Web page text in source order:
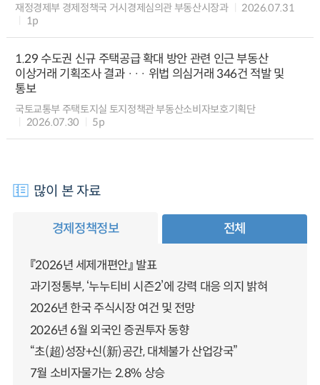
재정경제부 경제정책국 거시경제심의관 부동산시장과
2026.07.31
1p
1.29 수도권 신규 주택공급 확대 방안 관련 인근 부동산
이상거래 기획조사 결과 ··· 위법 의심거래 346건 적발 및
통보
국토교통부 주택토지실 토지정책관 부동산소비자보호기획단
2026.07.30
5p
많이 본 자료
경제정책정보 전체
『2026년 세제개편안』 발표
과기정통부, ‘누누티비 시즌2’에 강력 대응 의지 밝혀
2026년 한국 주식시장 여건 및 전망
2026년 6월 외국인 증권투자 동향
“초(超)성장+신(新)공간, 대체불가 산업강국”
7월 소비자물가는 2.8% 상승